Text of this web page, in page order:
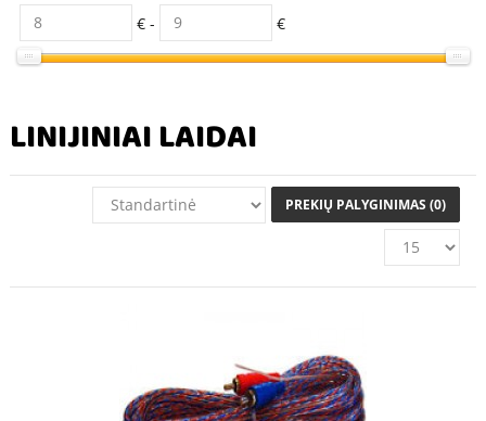
€ - €
LINIJINIAI LAIDAI
PREKIŲ PALYGINIMAS (0)